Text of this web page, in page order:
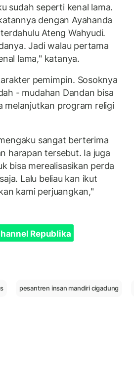
sudah seperti kenal lama.
dengan Ayahanda
Ateng Wahyudi.
Jadi walau pertama
lama," katanya.
pemimpin. Sosoknya
- mudahan Dandan bisa
melanjutkan program religi
sangat berterima
harapan tersebut. Ia juga
bisa merealisasikan perda
Lalu beliau kan ikut
kami perjuangkan,"
Republika
pesantren insan mandiri cigadung